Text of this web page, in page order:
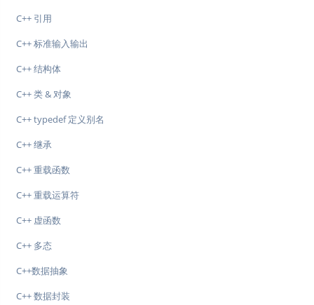
C++ 引用
C++ 标准输入输出
C++ 结构体
C++ 类 & 对象
C++ typedef 定义别名
C++ 继承
C++ 重载函数
C++ 重载运算符
C++ 虚函数
C++ 多态
C++数据抽象
C++ 数据封装